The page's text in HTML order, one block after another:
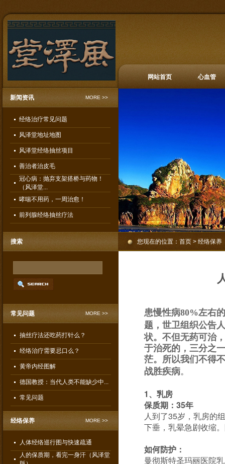
网站首页 心血管
新闻资讯 MORE >>
经络治疗常见问题
风泽堂地址地图
风泽堂经络抽丝项目
善治者治皮毛
冠心病：抛弃支架搭桥与药物！
（风泽堂...
哮喘不用药，一周治愈！
前列腺经络抽丝疗法
搜索
常见问题 MORE >>
抽丝疗法还吃药打针么？
经络治疗需要忌口么？
黄帝内经图解
德国教授：当代人类不能缺少中...
常见问题
经络保养 MORE >>
人体经络巡行图与快速疏通
人的保质期，看完一身汗（风泽堂
您现在的位置：首页> 经络保养
患慢性病80%左右
题， 世卫组织公告
状。不但无药可治
于治死的，三分之
茫。所以我们不得
战胜疾病。
1、乳房
保质期：35年
人到了35岁，乳房的
下垂，乳晕急剧收缩
如何防护：
曼彻斯特圣玛丽医院